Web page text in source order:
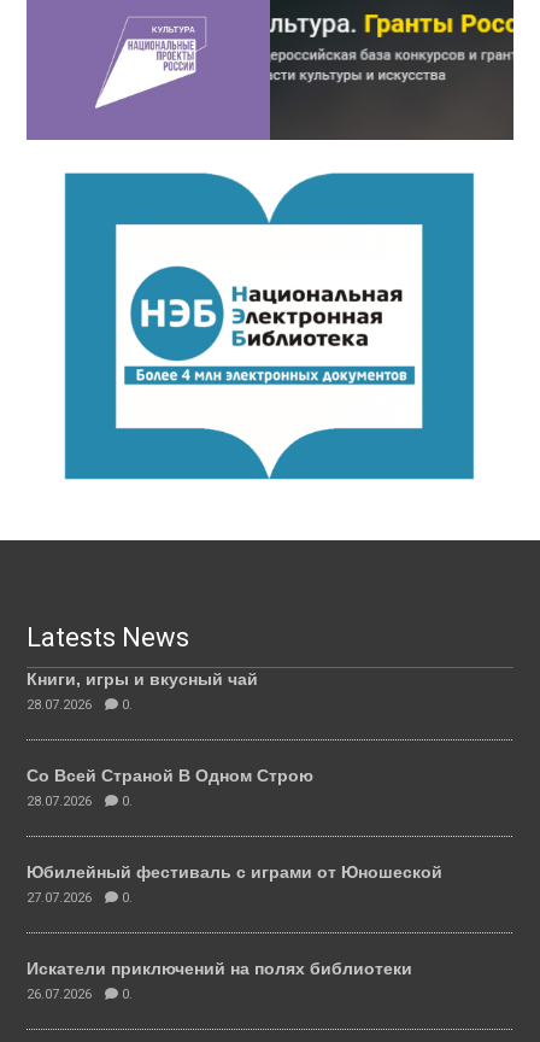
Latests News
Книги, игры и вкусный чай
28.07.2026 0.
Со Всей Страной В Одном Строю
28.07.2026 0.
Юбилейный фестиваль с играми от Юношеской
27.07.2026 0.
Искатели приключений на полях библиотеки
26.07.2026 0.